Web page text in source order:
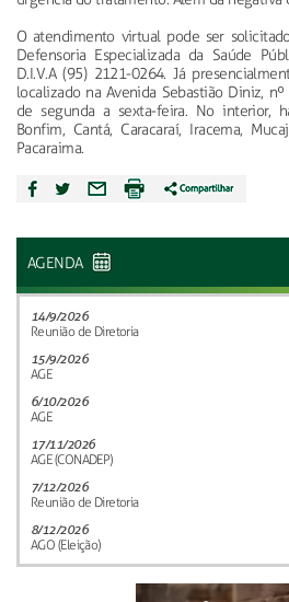
O atendimento virtual pode ser
Defensoria Especializada da Saúde
D.I.V.A (95) 2121-0264. Já
localizado na Avenida Sebastião Diniz,
de segunda a sexta-feira. No interior,
Bonfim, Cantá, Caracaraí, Iracema,
Pacaraima.
AGENDA
14/9/2026
Reunião de Diretoria
15/9/2026
AGE
6/10/2026
AGE
17/11/2026
AGE (CONADEP)
7/12/2026
Reunião de Diretoria
8/12/2026
AGO (Eleição)